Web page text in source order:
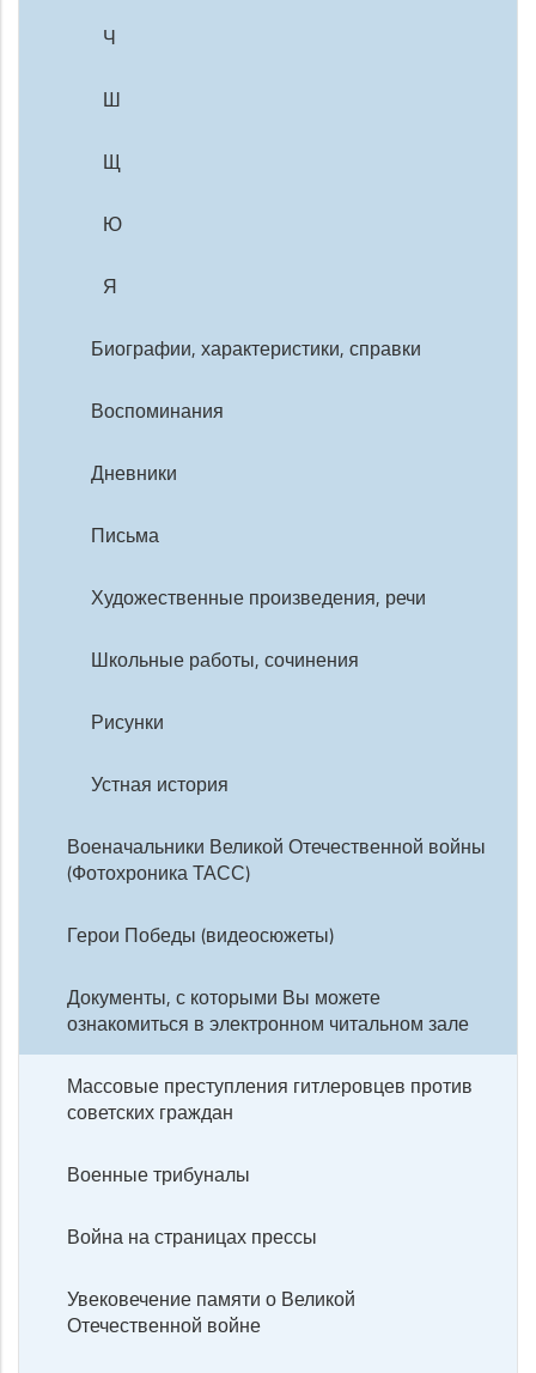
Ч
Ш
Щ
Ю
Я
Биографии, характеристики, справки
Воспоминания
Дневники
Письма
Художественные произведения, речи
Школьные работы, сочинения
Рисунки
Устная история
Военачальники Великой Отечественной войны
(Фотохроника ТАСС)
Герои Победы (видеосюжеты)
Документы, с которыми Вы можете
ознакомиться в электронном читальном зале
Массовые преступления гитлеровцев против
советских граждан
Военные трибуналы
Война на страницах прессы
Увековечение памяти о Великой
Отечественной войне